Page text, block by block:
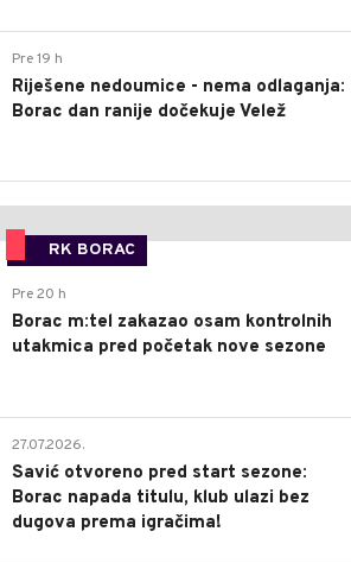
Pre 19 h
Riješene nedoumice - nema odlaganja:
Borac dan ranije dočekuje Velež
RK BORAC
Pre 20 h
Borac m:tel zakazao osam kontrolnih
utakmica pred početak nove sezone
27.07.2026.
Savić otvoreno pred start sezone:
Borac napada titulu, klub ulazi bez
dugova prema igračima!